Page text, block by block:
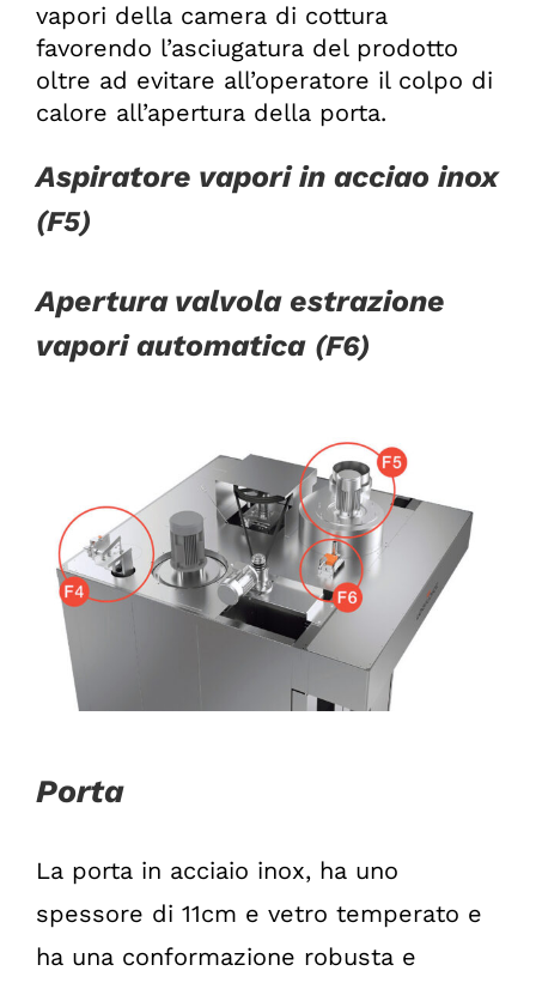
vapori della camera di cottura
favorendo l’asciugatura del prodotto
oltre ad evitare all’operatore il colpo di
calore all’apertura della porta.
Aspiratore vapori in acciao inox
(F5)
Apertura valvola estrazione
vapori automatica (F6)
Porta
La porta in acciaio inox, ha uno
spessore di 11cm e vetro temperato e
ha una conformazione robusta e